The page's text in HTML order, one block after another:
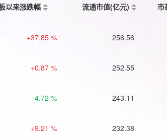
以来涨跌幅 流通市值(亿元) 市
+37.85 % 256.56
+0.87 % 252.55
-4.72 % 243.11
+9.21 % 232.38